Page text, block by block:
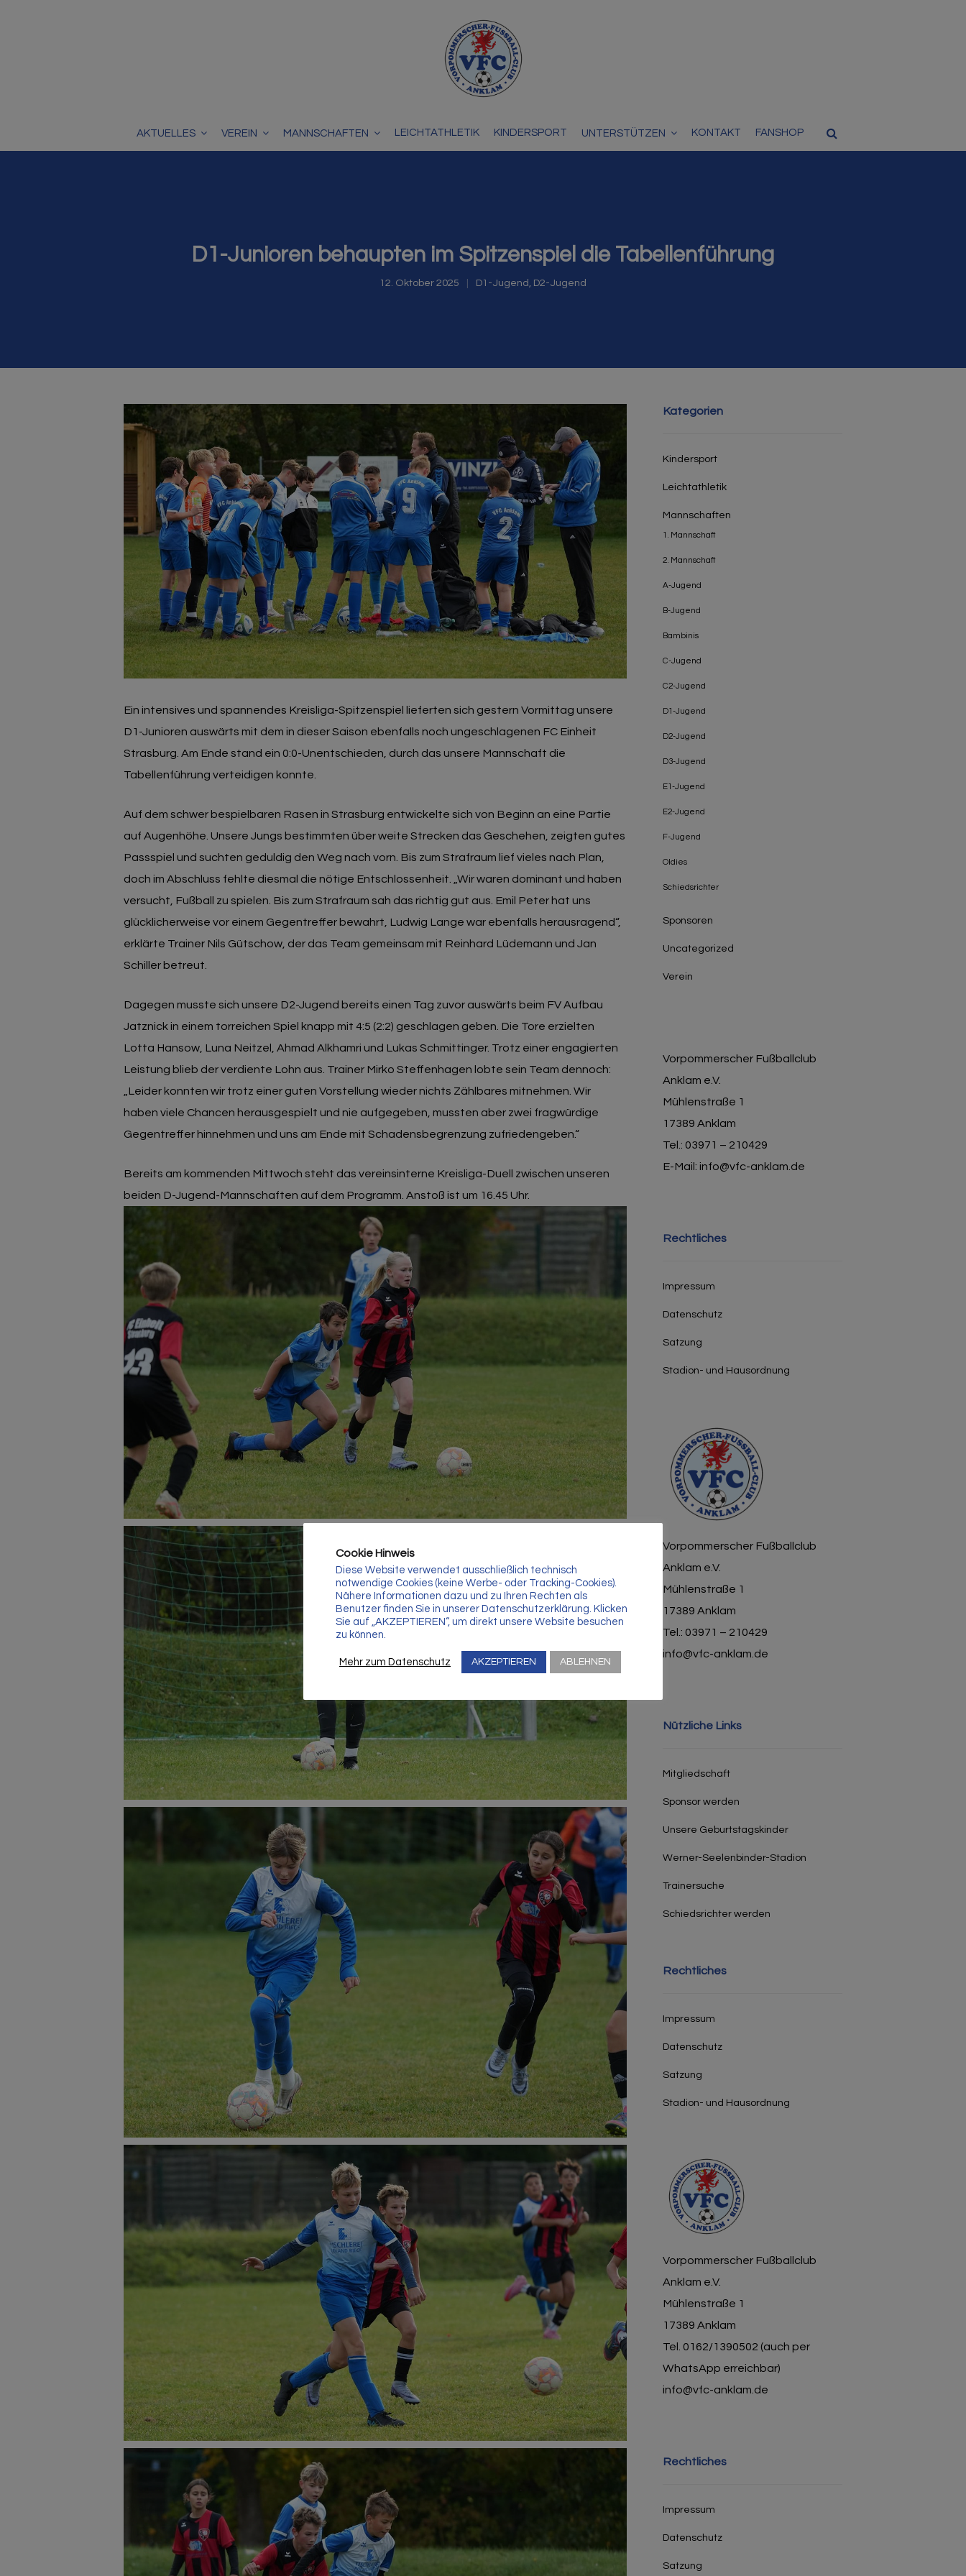
AKTUELLES VEREIN MANNSCHAFTEN LEICHTATHLETIK KINDERSPORT UNTERSTÜTZEN KONTAKT FANSHOP
D1-Junioren behaupten im Spitzenspiel die Tabellenführung
12. Oktober 2025 D1-Jugend , D2-Jugend
Ein intensives und spannendes Kreisliga-Spitzenspiel lieferten sich gestern Vormittag unsere
D1-Junioren auswärts mit dem in dieser Saison ebenfalls noch ungeschlagenen FC Einheit
Strasburg. Am Ende stand ein 0:0-Unentschieden, durch das unsere Mannschaft die
Tabellenführung verteidigen konnte.
Auf dem schwer bespielbaren Rasen in Strasburg entwickelte sich von Beginn an eine Partie
auf Augenhöhe. Unsere Jungs bestimmten über weite Strecken das Geschehen, zeigten gutes
Passspiel und suchten geduldig den Weg nach vorn. Bis zum Strafraum lief vieles nach Plan,
doch im Abschluss fehlte diesmal die nötige Entschlossenheit. „Wir waren dominant und haben
versucht, Fußball zu spielen. Bis zum Strafraum sah das richtig gut aus. Emil Peter hat uns
glücklicherweise vor einem Gegentreffer bewahrt, Ludwig Lange war ebenfalls herausragend“,
erklärte Trainer Nils Gütschow, der das Team gemeinsam mit Reinhard Lüdemann und Jan
Schiller betreut.
Dagegen musste sich unsere D2-Jugend bereits einen Tag zuvor auswärts beim FV Aufbau
Jatznick in einem torreichen Spiel knapp mit 4:5 (2:2) geschlagen geben. Die Tore erzielten
Lotta Hansow, Luna Neitzel, Ahmad Alkhamri und Lukas Schmittinger. Trotz einer engagierten
Leistung blieb der verdiente Lohn aus. Trainer Mirko Steffenhagen lobte sein Team dennoch:
„Leider konnten wir trotz einer guten Vorstellung wieder nichts Zählbares mitnehmen. Wir
haben viele Chancen herausgespielt und nie aufgegeben, mussten aber zwei fragwürdige
Gegentreffer hinnehmen und uns am Ende mit Schadensbegrenzung zufriedengeben.“
Bereits am kommenden Mittwoch steht das vereinsinterne Kreisliga-Duell zwischen unseren
beiden D-Jugend-Mannschaften auf dem Programm. Anstoß ist um 16.45 Uhr.
Kategorien
Kindersport
Leichtathletik
Mannschaften
1. Mannschaft
2. Mannschaft
A-Jugend
B-Jugend
Bambinis
C-Jugend
C2-Jugend
D1-Jugend
D2-Jugend
D3-Jugend
E1-Jugend
E2-Jugend
F-Jugend
Oldies
Schiedsrichter
Sponsoren
Uncategorized
Verein
Vorpommerscher Fußballclub
Anklam e.V.
Mühlenstraße 1
17389 Anklam
Tel.: 03971 – 210429
E-Mail: info@vfc-anklam.de
Rechtliches
Impressum
Datenschutz
Satzung
Stadion- und Hausordnung
Vorpommerscher Fußballclub
Anklam e.V.
Mühlenstraße 1
17389 Anklam
Tel.: 03971 – 210429
info@vfc-anklam.de
Nützliche Links
Mitgliedschaft
Sponsor werden
Unsere Geburtstagskinder
Werner-Seelenbinder-Stadion
Trainersuche
Schiedsrichter werden
Rechtliches
Impressum
Datenschutz
Satzung
Stadion- und Hausordnung
Vorpommerscher Fußballclub
Anklam e.V.
Mühlenstraße 1
17389 Anklam
Tel. 0162/1390502 (auch per
WhatsApp erreichbar)
info@vfc-anklam.de
Rechtliches
Impressum
Datenschutz
Satzung
Cookie Hinweis
Diese Website verwendet ausschließlich technisch
notwendige Cookies (keine Werbe- oder Tracking-Cookies).
Nähere Informationen dazu und zu Ihren Rechten als
Benutzer finden Sie in unserer Datenschutzerklärung. Klicken
Sie auf „AKZEPTIEREN“, um direkt unsere Website besuchen
zu können.
Mehr zum Datenschutz AKZEPTIEREN ABLEHNEN